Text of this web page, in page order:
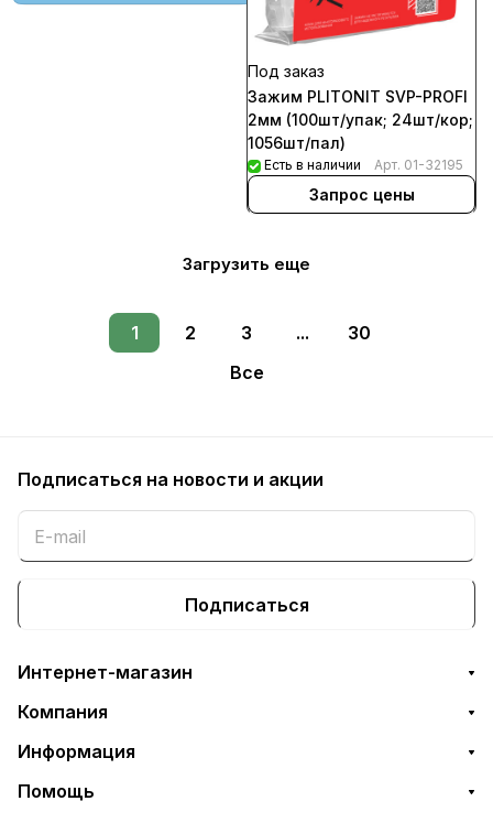
Под заказ
Зажим PLITONIT SVP-PROFI
2мм (100шт/упак; 24шт/кор;
1056шт/пал)
Есть в наличии Арт. 01-32195
Запрос цены
Загрузить еще
1 2 3 ...
30
Все
Подписаться на новости и акции
Подписаться
Интернет-магазин
Компания
Информация
Помощь